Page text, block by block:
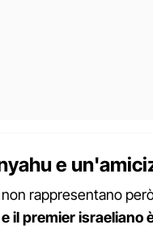
e
non rappresentano
il premier israeliano